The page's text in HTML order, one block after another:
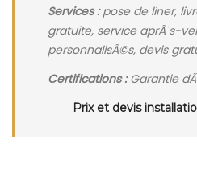
Services :pose de liner,
gratuite, service aprÃ¨s-
personnalisÃ©s, devis
Certifications :Garantie
Prix et devis